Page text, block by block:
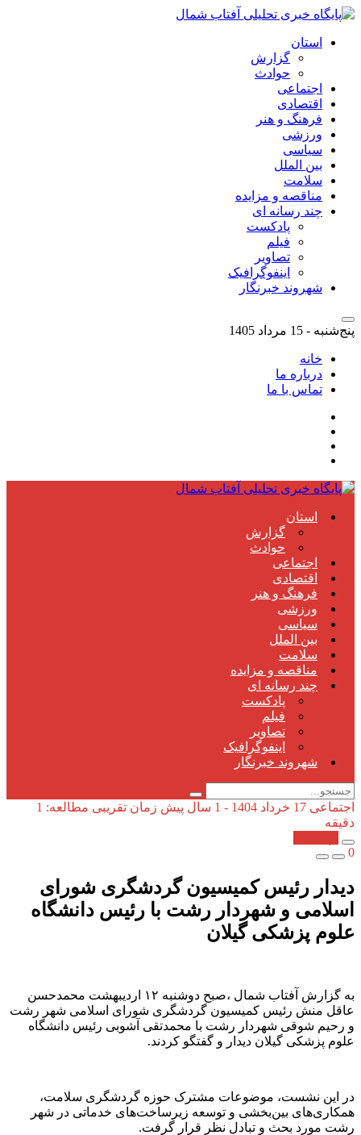
استان
گزارش
حوادث
اجتماعی
اقتصادی
فرهنگ و هنر
ورزشی
سیاسی
بین الملل
سلامت
مناقصه و مزایده
چند رسانه ای
پادکست
فیلم
تصاویر
اینفوگرافیک
شهروند خبرنگار
پنج‌شنبه - 15 مرداد 1405
خانه
درباره ما
تماس با ما
استان
گزارش
حوادث
اجتماعی
اقتصادی
فرهنگ و هنر
ورزشی
سیاسی
بین الملل
سلامت
مناقصه و مزایده
چند رسانه ای
پادکست
فیلم
تصاویر
اینفوگرافیک
شهروند خبرنگار
اجتماعی 17 خرداد 1404 - 1 سال پیش
زمان تقریبی مطالعه: 1
دقیقه
0
دیدار رئیس کمیسیون گردشگری شورای
اسلامی و شهردار رشت با رئیس دانشگاه
علوم پزشکی گیلان
به گزارش آفتاب شمال ،صبح دوشنبه ۱۲ اردیبهشت محمدحسن
عاقل منش رئیس کمیسیون گردشگری شورای اسلامی شهر رشت
و رحیم شوقی شهردار رشت با محمدتقی آشوبی رئیس دانشگاه
علوم پزشکی گیلان دیدار و گفتگو کردند.
در این نشست، موضوعات مشترک حوزه گردشگری سلامت،
همکاری‌های بین‌بخشی و توسعه زیرساخت‌های خدماتی در شهر
رشت مورد بحث و تبادل نظر قرار گرفت.